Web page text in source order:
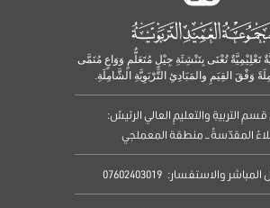
تَعْلِيْمِيَّةٌ تُعْنَى بِتَنْشِئَةِ جِيْلٍ مُتَعَلٌّمٍ وَوَاعٍ مُنَمَّى
وَفْقَ القِيَمِ والمَبَادِئِ التَّرْبَوِيَّةِ الشَّامِلَةِ.
التربيةِ والتعليمِ العالي الرئيسُ:
المقدّسةُ – منطقة المعملجي
المباشر والاستفسار: 07602403019